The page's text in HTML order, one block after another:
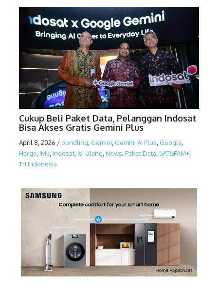
Cukup Beli Paket Data, Pelanggan Indosat
Bisa Akses Gratis Gemini Plus
April 8, 2026 /bundling Gemini Gemini AI Plus Google
Harga IM3 Indosat Isi Ulang News Paket Data SATSPAM+
Tri Indonesia